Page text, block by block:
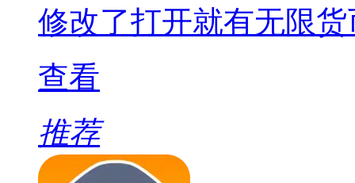
修改了打开就有无限
查看
推荐